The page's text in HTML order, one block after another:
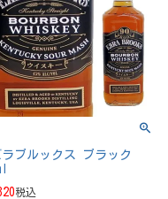
ラブルックス ブラック
税込